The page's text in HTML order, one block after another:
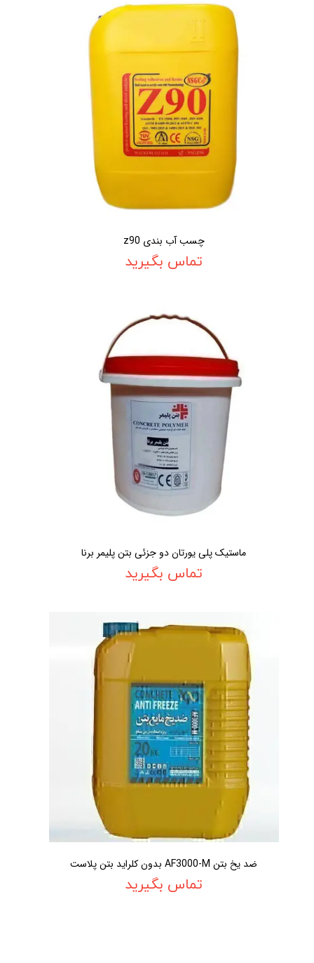
چسب آب بندی z90
تماس بگیرید
ماستیک پلی یورتان دو جزئی بتن پلیمر برنا
تماس بگیرید
ضد یخ بتن AF3000-M بدون کلراید بتن پلاست
تماس بگیرید